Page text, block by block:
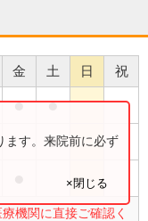
金 土 日 祝
● ●
●
機関に直接ご確認く
ます。来院前に必ず
×閉じる